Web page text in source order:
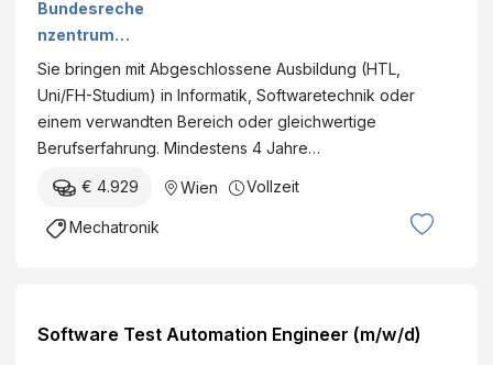
(w/m/d)
Professiona
l
Bundesreche
nzentrum
GmbH
Sie bringen mit Abgeschlossene Ausbildung (HTL,
Uni/FH-Studium) in Informatik, Softwaretechnik oder
einem verwandten Bereich oder gleichwertige
Berufserfahrung. Mindestens 4 Jahre…
€ 4.929 Wien Vollzeit
Mechatronik
Software Test Automation Engineer (m/w/d)